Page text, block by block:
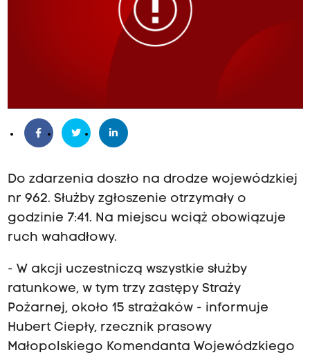
Do zdarzenia doszło na drodze wojewódzkiej
nr 962. Służby zgłoszenie otrzymały o
godzinie 7:41. Na miejscu wciąż obowiązuje
ruch wahadłowy.
- W akcji uczestniczą wszystkie służby
ratunkowe, w tym trzy zastępy Straży
Pożarnej, około 15 strażaków - informuje
Hubert Ciepły, rzecznik prasowy
Małopolskiego Komendanta Wojewódzkiego